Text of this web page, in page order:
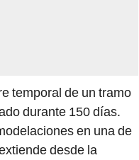
temporal de un tramo
durante 150 días.
en una de
desde la